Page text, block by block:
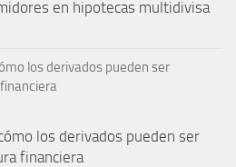
en hipotecas multidivisa
los derivados pueden ser
financiera